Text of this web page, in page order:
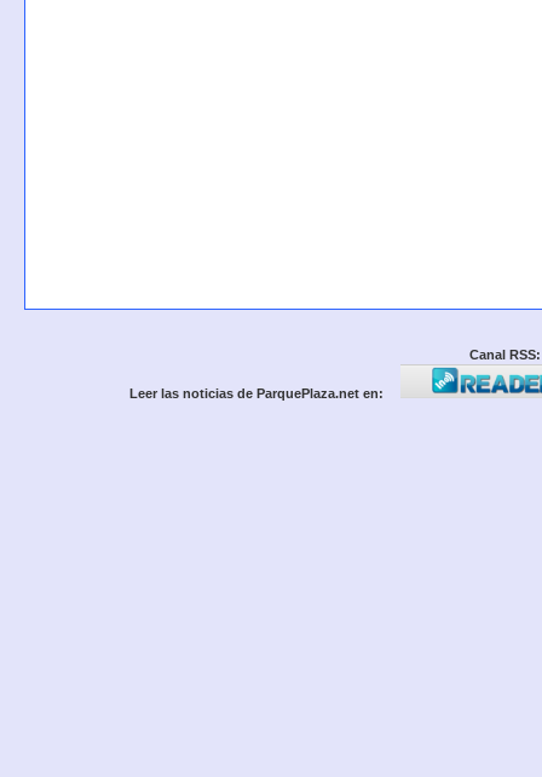
Canal RSS:
Leer las noticias de ParquePlaza.net en: